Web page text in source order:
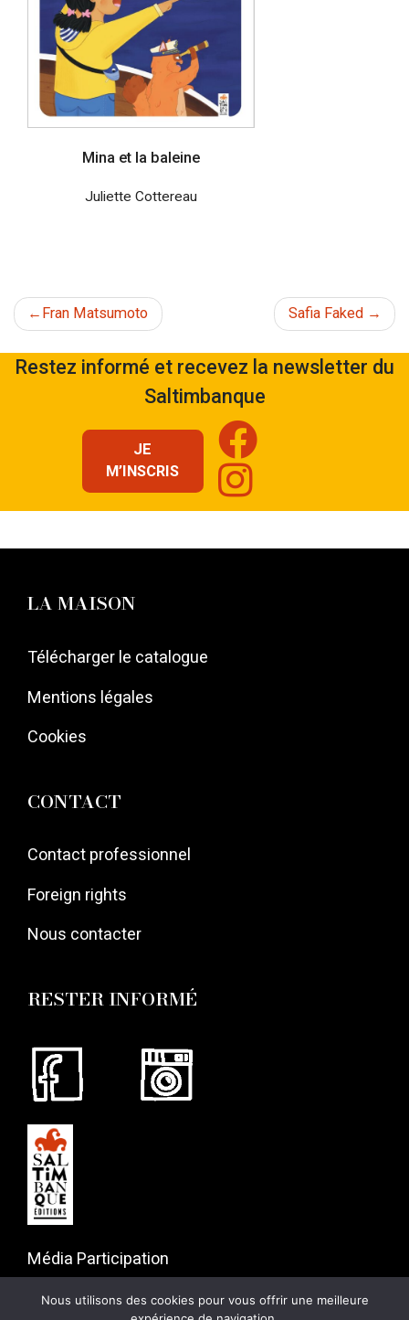
Mina et la baleine
Juliette Cottereau
Navigation
de
l’article
Fran Matsumoto Safia Faked
Restez informé et recevez la newsletter du
Saltimbanque
JE
M’INSCRIS
LA MAISON
Télécharger le catalogue
Mentions légales
Cookies
CONTACT
Contact professionnel
Foreign rights
Nous contacter
RESTER INFORMÉ
Média Participation
75019 Paris
Nous utilisons des cookies pour vous offrir une meilleure